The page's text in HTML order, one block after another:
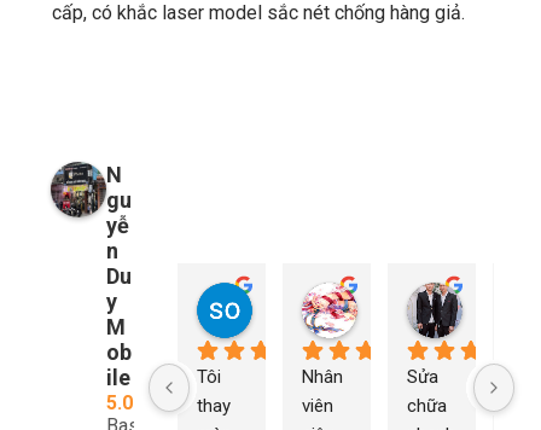
cấp, có khắc laser model sắc nét chống hàng giả.
N
gu
yễ
n
Du
y
M
ob
ile
5.0
so young
2 năm trước
Tôi
thay
My Nguyễn
2 năm trước
Nhân
viên
Sửa
chữa
n